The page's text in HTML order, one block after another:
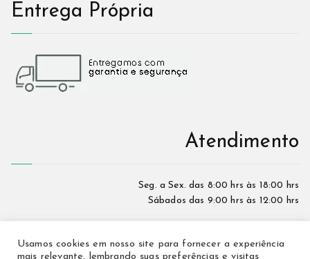
Entrega Própria
Atendimento
Seg. a Sex. das 8:00 hrs às 18:00 hrs
Sábados das 9:00 hrs às 12:00 hrs
Usamos cookies em nosso site para fornecer a experiência
mais relevante, lembrando suas preferências e visitas